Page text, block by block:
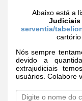
Abaixo está a
Judiciais
serventia/
Nós sempre
devido a
extrajudiciais
usuários. Colabore